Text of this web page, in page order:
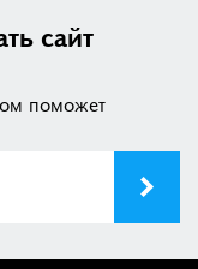
сайт
поможет